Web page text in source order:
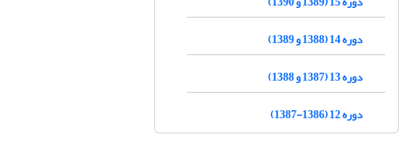
دوره 14 (1388 و 1389)
دوره 13 (1387 و 1388)
دوره 12 (1386-1387)